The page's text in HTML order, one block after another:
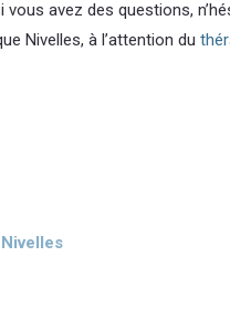
avez des questions,
Nivelles, à l’attention du